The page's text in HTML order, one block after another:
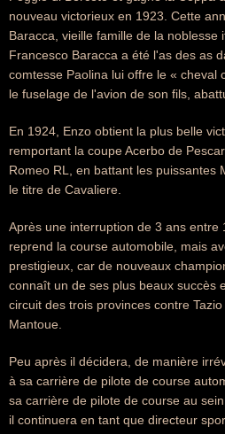
nouveau victorieux en 1923. Cette
Baracca, vieille famille de la noblesse
Francesco Baracca a été l'as des as
comtesse Paolina lui offre le « cheval
le fuselage de l'avion de son fils,
En 1924, Enzo obtient la plus belle
remportant la coupe Acerbo de
Romeo RL, en battant les puissantes
le titre de Cavaliere.
Après une interruption de 3 ans entre
reprend la course automobile, mais
prestigieux, car de nouveaux
connaît un de ses plus beaux succès
circuit des trois provinces contre
Mantoue.
Peu après il décidera, de manière
à sa carrière de pilote de course
sa carrière de pilote de course au
il continuera en tant que directeur